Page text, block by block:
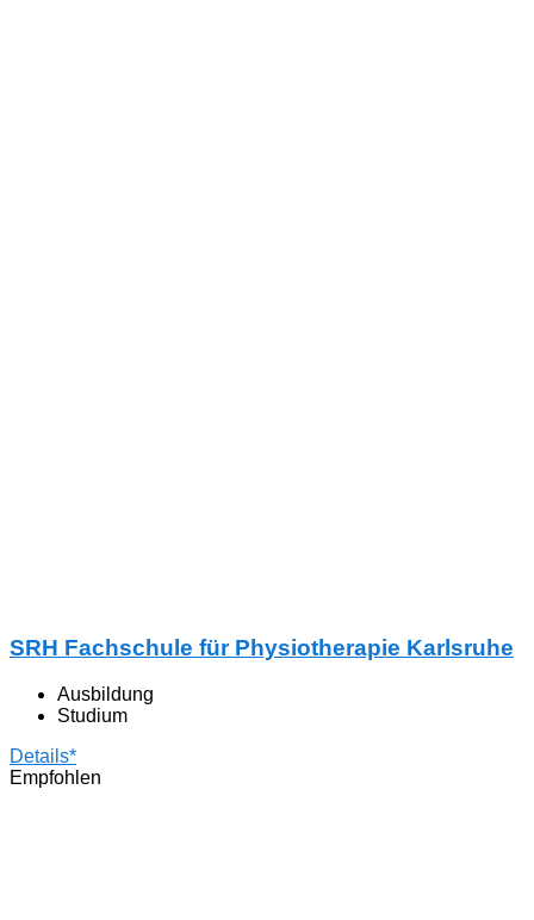
SRH Fachschule für Physiotherapie Karlsruhe
Ausbildung
Studium
Details*
Empfohlen